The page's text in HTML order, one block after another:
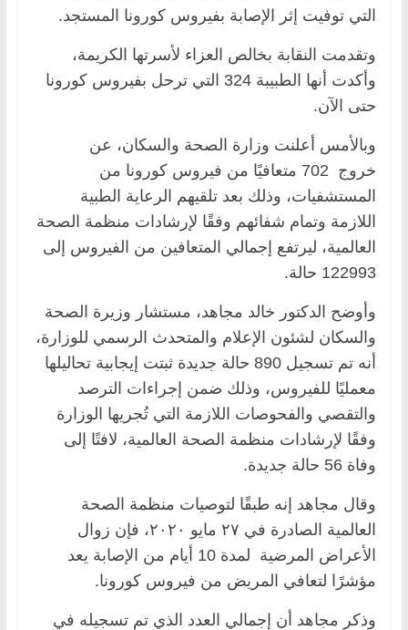
التي توفيت إثر الإصابة بفيروس كورونا المستجد.
وتقدمت النقابة بخالص العزاء لأسرتها الكريمة،
وأكدت أنها الطبيبة 324 التي ترحل بفيروس كورونا
حتى الآن.
وبالأمس أعلنت وزارة الصحة والسكان، عن
خروج 702 متعافيًا من فيروس كورونا من
المستشفيات، وذلك بعد تلقيهم الرعاية الطبية
اللازمة وتمام شفائهم وفقًا لإرشادات منظمة الصحة
العالمية، ليرتفع إجمالي المتعافين من الفيروس إلى
122993 حالة.
وأوضح الدكتور خالد مجاهد، مستشار وزيرة الصحة
والسكان لشئون الإعلام والمتحدث الرسمي للوزارة،
أنه تم تسجيل 890 حالة جديدة ثبتت إيجابية تحاليلها
معمليًا للفيروس، وذلك ضمن إجراءات الترصد
والتقصي والفحوصات اللازمة التي تُجريها الوزارة
وفقًا لإرشادات منظمة الصحة العالمية، لافتًا إلى
وفاة 56 حالة جديدة.
وقال مجاهد إنه طبقًا لتوصيات منظمة الصحة
العالمية الصادرة في ٢٧ مايو ٢٠٢٠، فإن زوال
الأعراض المرضية لمدة 10 أيام من الإصابة يعد
مؤشرًا لتعافي المريض من فيروس كورونا.
وذكر مجاهد أن إجمالي العدد الذي تم تسجيله في